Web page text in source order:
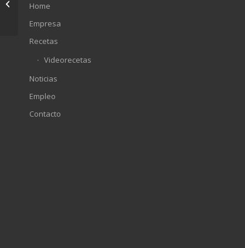
Home
Empresa
Recetas
Videorecetas
Noticias
Empleo
Contacto
Cuadrada